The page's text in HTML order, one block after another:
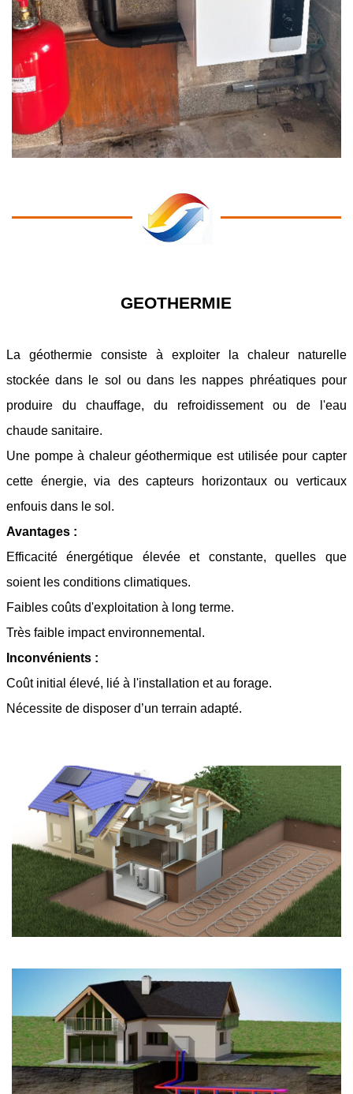
GEOTHERMIE
La géothermie consiste à exploiter la chaleur naturelle
stockée dans le sol ou dans les nappes phréatiques pour
produire du chauffage, du refroidissement ou de l'eau
chaude sanitaire.
Une pompe à chaleur géothermique est utilisée pour capter
cette énergie, via des capteurs horizontaux ou verticaux
enfouis dans le sol.
Avantages :
Efficacité énergétique élevée et constante, quelles que
soient les conditions climatiques.
Faibles coûts d'exploitation à long terme.
Très faible impact environnemental.
Inconvénients :
Coût initial élevé, lié à l'installation et au forage.
Nécessite de disposer d’un terrain adapté.